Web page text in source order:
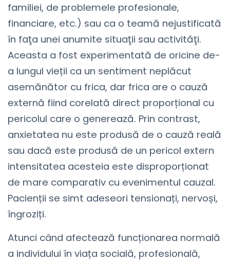
familiei, de problemele profesionale,
financiare, etc.) sau ca o teamă nejustificată
în faţa unei anumite situaţii sau activităţi.
Aceasta a fost experimentată de oricine de-
a lungul vieții ca un sentiment neplăcut
asemănător cu frica, dar frica are o cauză
externă fiind corelată direct proporțional cu
pericolul care o generează. Prin contrast,
anxietatea nu este produsă de o cauză reală
sau dacă este produsă de un pericol extern
intensitatea acesteia este disproporționat
de mare comparativ cu evenimentul cauzal.
Pacienții se simt adeseori tensionați, nervoși,
îngroziți.
Atunci când afectează funcționarea normală
a individului în viața socială, profesională,